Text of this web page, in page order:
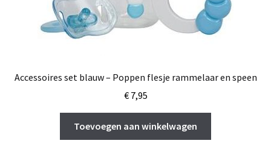
Accessoires set blauw – Poppen flesje rammelaar en speen
€7,95
Toevoegen aan winkelwagen